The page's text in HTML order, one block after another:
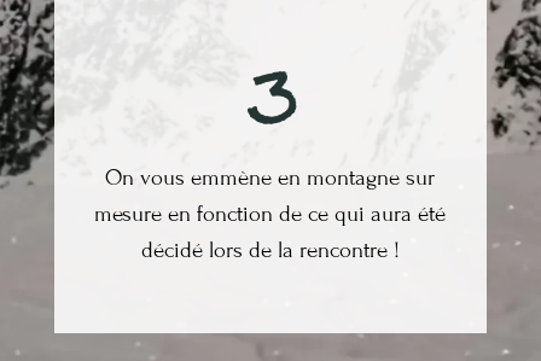
On vous emmène en montagne sur
mesure en fonction de ce qui aura été
décidé lors de la rencontre !